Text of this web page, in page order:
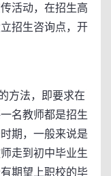
活动，在招生高
招生咨询点，开
方法，即要求在
名教师都是招生
期，一般来说是
走到初中毕业生
期望上职校的毕